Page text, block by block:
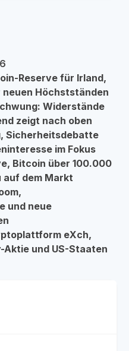
Reserve für Irland,
neuen Höchstständen
Widerstände
zeigt nach oben
Sicherheitsdebatte
im Fokus
Bitcoin über 100.000
auf dem Markt
und neue
eXch,
und US-Staaten